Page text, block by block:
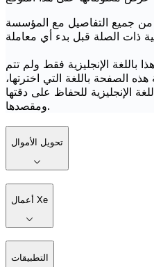
جميع التفاصيل مع المؤسسة
باللغة الإنجليزية فقط ولم تتم
الصفحة باللغة التي اخترتها،
الإنجليزية للحفاظ على دقتها
ومقصدها.
تحويل الأموال
أعمال Xe
التطبيقات